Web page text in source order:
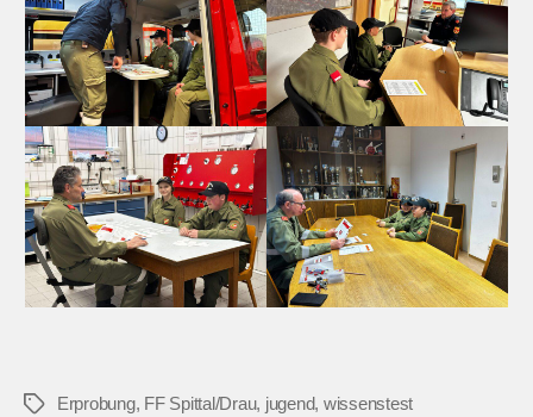
Schlagwörter
Erprobung, FF Spittal/Drau, jugend, wissenstest